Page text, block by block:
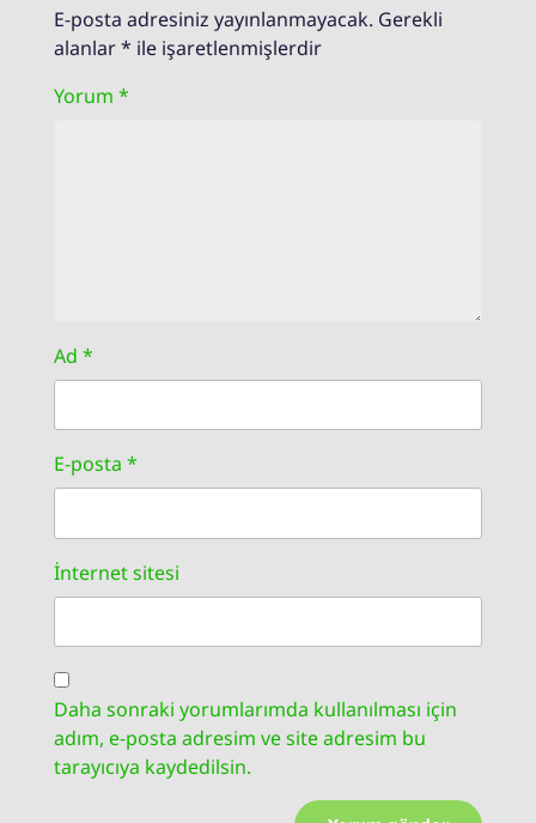
E-posta adresiniz yayınlanmayacak. Gerekli
alanlar* ile işaretlenmişlerdir
Yorum *
Ad *
E-posta *
İnternet sitesi
Daha sonraki yorumlarımda kullanılması için
adım, e-posta adresim ve site adresim bu
tarayıcıya kaydedilsin.